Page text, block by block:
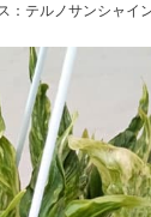
：テルノサンシャ
別 4号～5.5号
しむ観葉植物